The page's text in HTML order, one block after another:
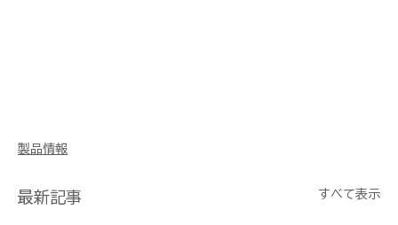
製品情報
最新記事 すべて表示